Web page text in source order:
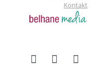
Kontakt